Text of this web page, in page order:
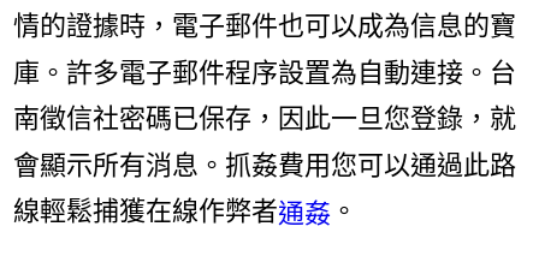
情的證據時，電子郵件也可以成為信息的寶
庫。許多電子郵件程序設置為自動連接。台
南徵信社密碼已保存，因此一旦您登錄，就
會顯示所有消息。抓姦費用您可以通過此路
線輕鬆捕獲在線作弊者通姦 。